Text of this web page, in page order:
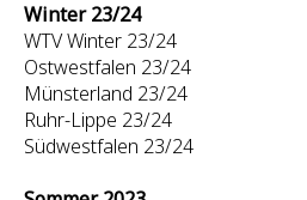
Winter 23/24
WTV Winter 23/24
Ostwestfalen 23/24
Münsterland 23/24
Ruhr-Lippe 23/24
Südwestfalen 23/24